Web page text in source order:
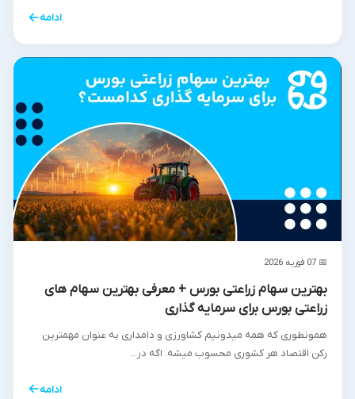
ادامه←
📅 07 فوریه 2026
بهترین سهام زراعتی بورس + معرفی بهترین سهام های
زراعتی بورس برای سرمایه گذاری
همونطوری که همه میدونیم کشاورزی و دامداری به عنوان مهمترین
رکن اقتصاد هر کشوری محسوب میشه. اگه در...
ادامه←